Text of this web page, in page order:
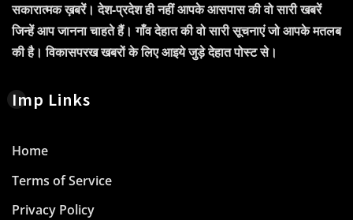
सकारात्मक ख़बरें। देश-प्रदेश ही नहीं आपके आसपास की वो सारी खबरें
जिन्हें आप जानना चाहते हैं। गाँव देहात की वो सारी सूचनाएं जो आपके मतलब
की है। विकासपरख खबरों के लिए आइये जुड़े देहात पोस्ट से।
Imp Links
Home
Terms of Service
Privacy Policy